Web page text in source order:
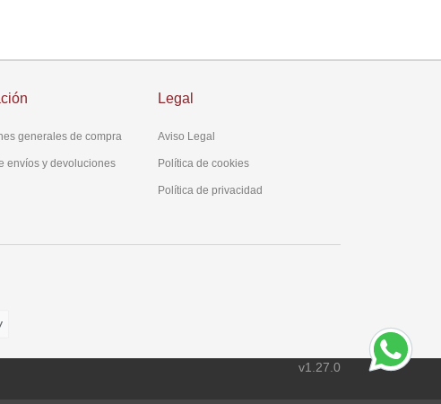
generales de compra
envíos y devoluciones
Legal
Aviso Legal
Política de cookies
Política de privacidad
v1.27.0